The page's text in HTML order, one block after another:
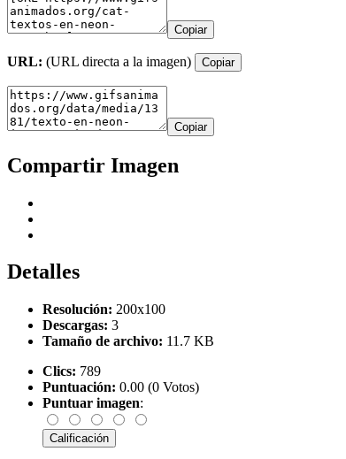
Copiar
URL: (URL directa a la imagen) Copiar
Copiar
Compartir Imagen
Detalles
Resolución: 200x100
Descargas: 3
Tamaño de archivo: 11.7 KB
Clics: 789
Puntuación: 0.00 (0 Votos)
Puntuar imagen: